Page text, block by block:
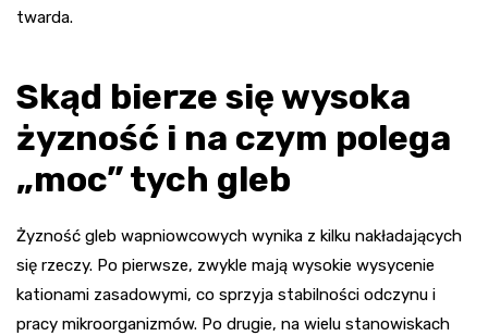
twarda.
Skąd bierze się wysoka
żyzność i na czym polega
„moc” tych gleb
Żyzność gleb wapniowcowych wynika z kilku nakładających
się rzeczy. Po pierwsze, zwykle mają wysokie wysycenie
kationami zasadowymi, co sprzyja stabilności odczynu i
pracy mikroorganizmów. Po drugie, na wielu stanowiskach